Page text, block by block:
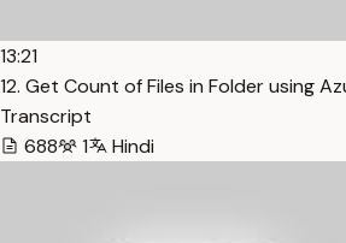
13:21
12. Get Count of Files in Folder using
Transcript
688
1 Hindi